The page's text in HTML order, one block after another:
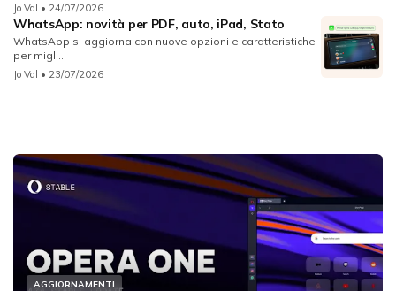
Jo Val • 24/07/2026
WhatsApp: novità per PDF, auto, iPad, Stato
WhatsApp si aggiorna con nuove opzioni e caratteristiche
per migl...
Jo Val • 23/07/2026
AGGIORNAMENTI